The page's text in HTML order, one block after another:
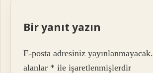
Bir yanıt yazın
E-posta adresiniz yayınlanmayacak.
alanlar * ile işaretlenmişlerdir